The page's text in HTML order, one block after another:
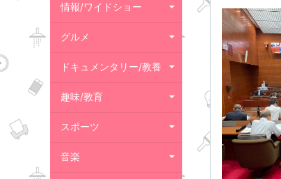
情報/ワイドショー
グルメ
ドキュメンタリー/教養
趣味/教育
スポーツ
音楽